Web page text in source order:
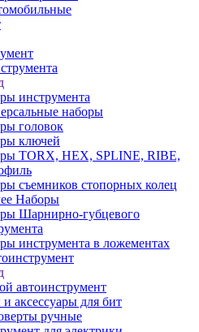
инструмента
наборы
головок
ключей
TORX, HEX, SPLINE, RIBE,
съемников стопорных колец
Наборы
Шарнирно-губцевого
инструмента в ложементах
автоинструмент
аксессуары для бит
ручные